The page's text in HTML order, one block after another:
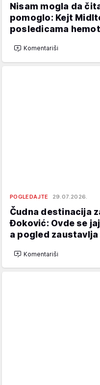
Nisam mogla da
pomoglo: Kejt
posledicama
Komentariši
POGLEDAJTE 29.07.2026.
Čudna destinacija
Đoković: Ovde se
a pogled zaustavlja
Komentariši